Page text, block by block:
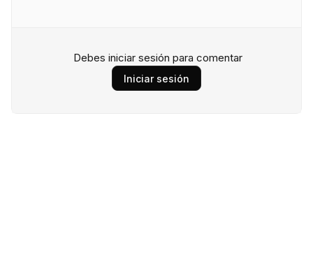
Debes iniciar sesión para comentar
Iniciar sesión